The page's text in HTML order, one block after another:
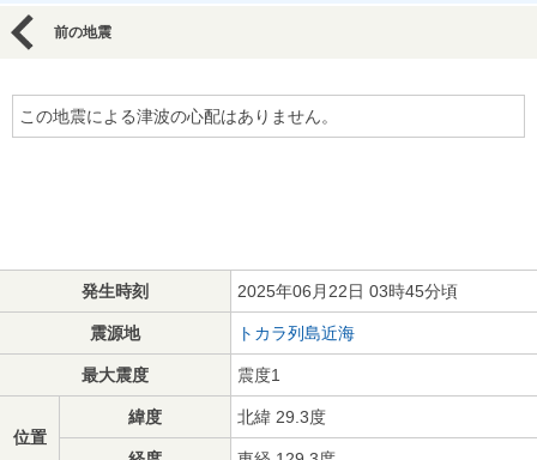
前の地震
この地震による津波の心配はありません。
発生時刻 2025年06月22日 03時45分頃
震源地 トカラ列島近海
最大震度 震度1
位置
緯度 北緯 29.3度